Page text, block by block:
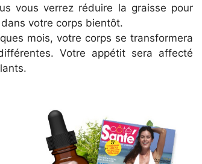
vous verrez réduire la graisse pour
votre corps bientôt.
mois, votre corps se transformera
Votre appétit sera affecté